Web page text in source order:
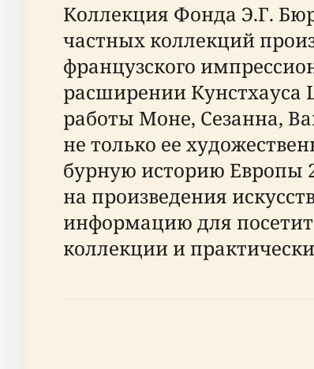
Коллекция Фонда Э.Г.
частных коллекций
французского
расширении
работы Моне, Сезанна,
не только ее
бурную историю Европы
на произведения
информацию для
коллекции и